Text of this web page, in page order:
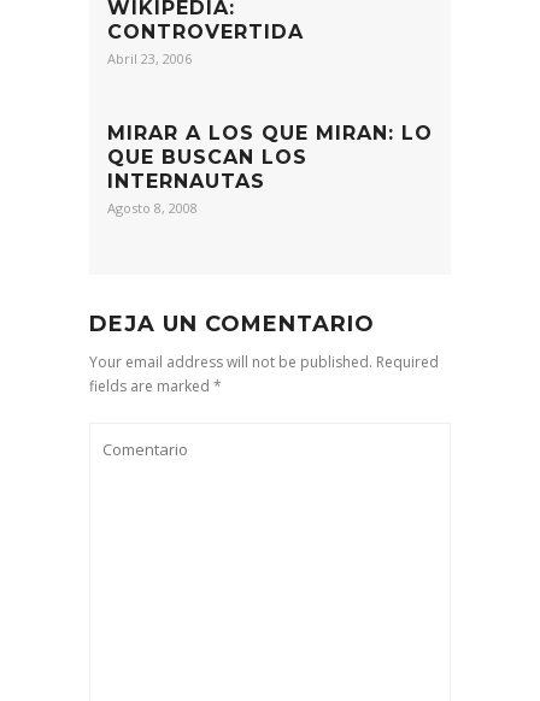
WIKIPEDIA:
CONTROVERTIDA
Abril 23, 2006
MIRAR A LOS QUE MIRAN: LO
QUE BUSCAN LOS
INTERNAUTAS
Agosto 8, 2008
DEJA UN COMENTARIO
Your email address will not be published. Required
fields are marked *